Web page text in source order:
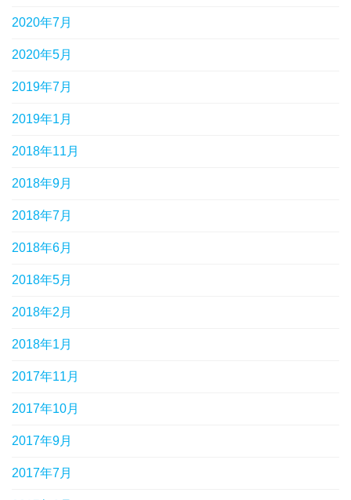
2020年7月
2020年5月
2019年7月
2019年1月
2018年11月
2018年9月
2018年7月
2018年6月
2018年5月
2018年2月
2018年1月
2017年11月
2017年10月
2017年9月
2017年7月